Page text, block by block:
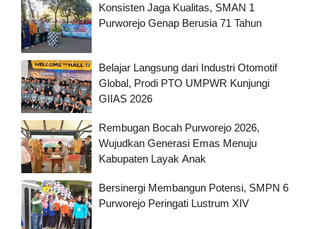
Konsisten Jaga Kualitas, SMAN 1
Purworejo Genap Berusia 71 Tahun
Belajar Langsung dari Industri Otomotif
Global, Prodi PTO UMPWR Kunjungi
GIIAS 2026
Rembugan Bocah Purworejo 2026,
Wujudkan Generasi Emas Menuju
Kabupaten Layak Anak
Bersinergi Membangun Potensi, SMPN 6
Purworejo Peringati Lustrum XIV